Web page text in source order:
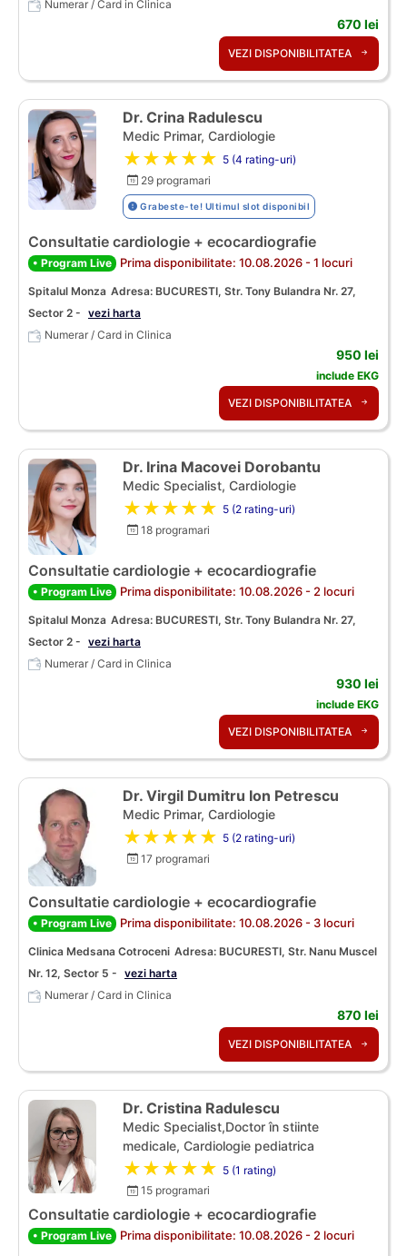
Numerar / Card in Clinica
670 lei
VEZI DISPONIBILITATEA
Dr. Crina Radulescu
Medic Primar, Cardiologie
★★★★★ 5 (4 rating-uri)
29 programari
Grabeste-te! Ultimul slot disponibil
Consultatie cardiologie + ecocardiografie
• Program Live Prima disponibilitate: 10.08.2026 - 1 locuri
Spitalul Monza Adresa: BUCURESTI, Str. Tony Bulandra Nr. 27,
Sector 2 - vezi harta
Numerar / Card in Clinica
950 lei
include EKG
VEZI DISPONIBILITATEA
Dr. Irina Macovei Dorobantu
Medic Specialist, Cardiologie
★★★★★ 5 (2 rating-uri)
18 programari
Consultatie cardiologie + ecocardiografie
• Program Live Prima disponibilitate: 10.08.2026 - 2 locuri
Spitalul Monza Adresa: BUCURESTI, Str. Tony Bulandra Nr. 27,
Sector 2 - vezi harta
Numerar / Card in Clinica
930 lei
include EKG
VEZI DISPONIBILITATEA
Dr. Virgil Dumitru Ion Petrescu
Medic Primar, Cardiologie
★★★★★ 5 (2 rating-uri)
17 programari
Consultatie cardiologie + ecocardiografie
• Program Live Prima disponibilitate: 10.08.2026 - 3 locuri
Clinica Medsana Cotroceni Adresa: BUCURESTI, Str. Nanu Muscel
Nr. 12, Sector 5 - vezi harta
Numerar / Card in Clinica
870 lei
VEZI DISPONIBILITATEA
Dr. Cristina Radulescu
Medic Specialist,Doctor în stiinte
medicale, Cardiologie pediatrica
★★★★★ 5 (1 rating)
15 programari
Consultatie cardiologie + ecocardiografie
• Program Live Prima disponibilitate: 10.08.2026 - 2 locuri